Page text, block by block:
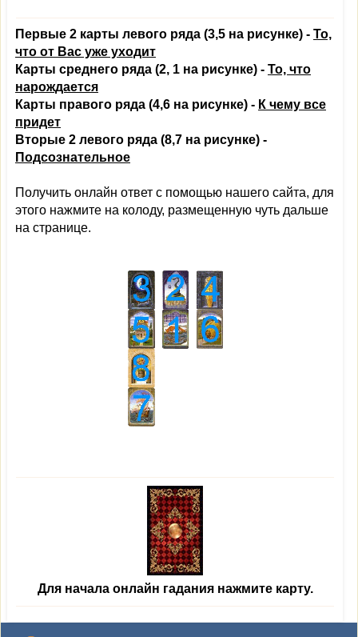
Первые 2 карты левого ряда (3,5 на рисунке) - То,
что от Вас уже уходит
Карты среднего ряда (2, 1 на рисунке) - То, что
нарождается
Карты правого ряда (4,6 на рисунке) - К чему все
придет
Вторые 2 левого ряда (8,7 на рисунке) -
Подсознательное
Получить онлайн ответ с помощью нашего сайта, для
этого нажмите на колоду, размещенную чуть дальше
на странице.
Для начала онлайн гадания нажмите карту.